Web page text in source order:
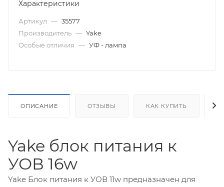
Характеристики
Артикул — 35577
Производитель — Yake
Особые отличия — УФ - лампа
ОПИСАНИЕ ОТЗЫВЫ КАК КУПИТЬ
Yake блок питания к
УОВ 16w
Yake Блок питания к УОВ 11w предназначен для